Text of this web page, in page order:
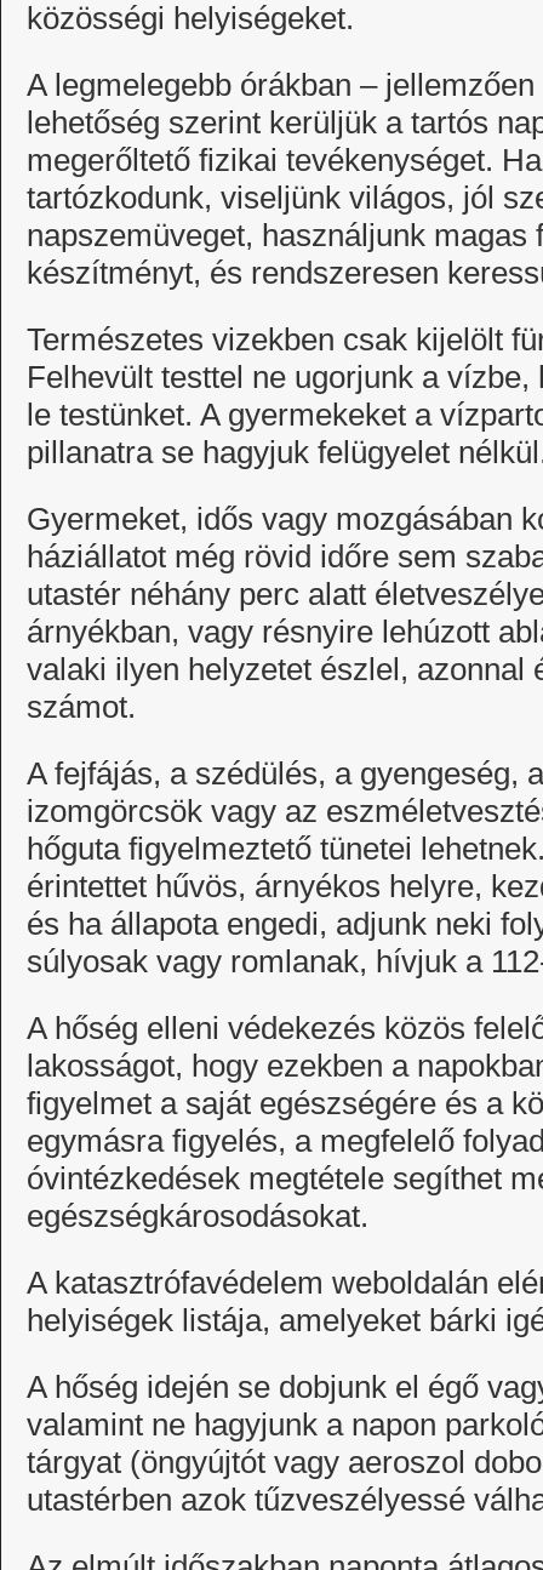
közösségi helyiségeket.
A legmelegebb órákban –
lehetőség szerint kerüljük a tartós
megerőltető fizikai tevékenységet.
tartózkodunk, viseljünk világos, jól
napszemüveget, használjunk magas
készítményt, és rendszeresen
Természetes vizekben csak kijelölt
Felhevült testtel ne ugorjunk a
le testünket. A gyermekeket a
pillanatra se hagyjuk felügyelet
Gyermeket, idős vagy mozgásában
háziállatot még rövid időre sem
utastér néhány perc alatt
árnyékban, vagy résnyire lehúzott
valaki ilyen helyzetet észlel, azonnal
számot.
A fejfájás, a szédülés, a gyengeség,
izomgörcsök vagy az
hőguta figyelmeztető tünetei
érintettet hűvös, árnyékos helyre,
és ha állapota engedi, adjunk neki
súlyosak vagy romlanak, hívjuk a
A hőség elleni védekezés közös
lakosságot, hogy ezekben a
figyelmet a saját egészségére és a
egymásra figyelés, a megfelelő
óvintézkedések megtétele segíthet
egészségkárosodásokat.
A katasztrófavédelem weboldalán
helyiségek listája, amelyeket bárki
A hőség idején se dobjunk el égő
valamint ne hagyjunk a napon
tárgyat (öngyújtót vagy aeroszol
utastérben azok tűzveszélyessé